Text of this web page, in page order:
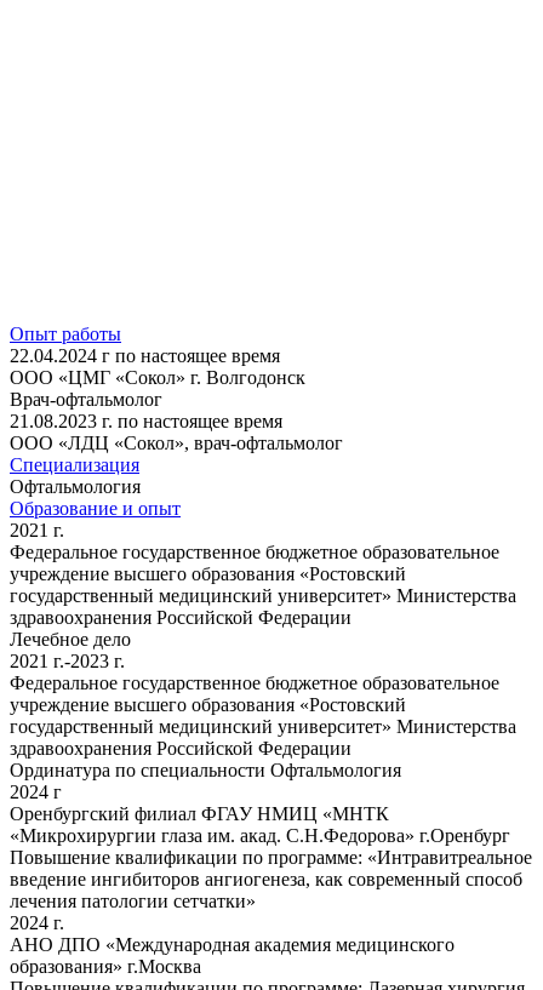
Опыт работы
22.04.2024 г по настоящее время
ООО «ЦМГ «Сокол» г. Волгодонск
Врач-офтальмолог
21.08.2023 г. по настоящее время
ООО «ЛДЦ «Сокол», врач-офтальмолог
Специализация
Офтальмология
Образование и опыт
2021 г.
Федеральное государственное бюджетное образовательное
учреждение высшего образования «Ростовский
государственный медицинский университет» Министерства
здравоохранения Российской Федерации
Лечебное дело
2021 г.-2023 г.
Федеральное государственное бюджетное образовательное
учреждение высшего образования «Ростовский
государственный медицинский университет» Министерства
здравоохранения Российской Федерации
Ординатура по специальности Офтальмология
2024 г
Оренбургский филиал ФГАУ НМИЦ «МНТК
«Микрохирургии глаза им. акад. С.Н.Федорова» г.Оренбург
Повышение квалификации по программе: «Интравитреальное
введение ингибиторов ангиогенеза, как современный способ
лечения патологии сетчатки»
2024 г.
АНО ДПО «Международная академия медицинского
образования» г.Москва